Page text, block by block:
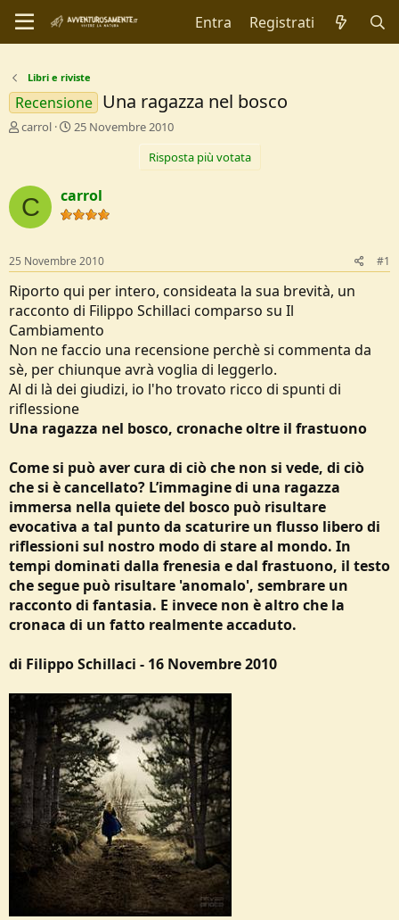
Entra Registrati
Libri e riviste
Recensione Una ragazza nel bosco
C
t
o
r
D
i
s
c
u
s
s
i
o
n
e
carrol
D
d
i
I
z
i
o
25 Novembre 2010
Risposta più votata
C carrol
25 Novembre 2010 #1
Riporto qui per intero, consideata la sua brevità, un
racconto di Filippo Schillaci comparso su Il
Cambiamento
Non ne faccio una recensione perchè si commenta da
sè, per chiunque avrà voglia di leggerlo.
Al di là dei giudizi, io l'ho trovato ricco di spunti di
riflessione
Una ragazza nel bosco, cronache oltre il frastuono
Come si può aver cura di ciò che non si vede, di ciò
che si è cancellato? L’immagine di una ragazza
immersa nella quiete del bosco può risultare
evocativa a tal punto da scaturire un flusso libero di
riflessioni sul nostro modo di stare al mondo. In
tempi dominati dalla frenesia e dal frastuono, il testo
che segue può risultare 'anomalo', sembrare un
racconto di fantasia. E invece non è altro che la
cronaca di un fatto realmente accaduto.
di Filippo Schillaci - 16 Novembre 2010